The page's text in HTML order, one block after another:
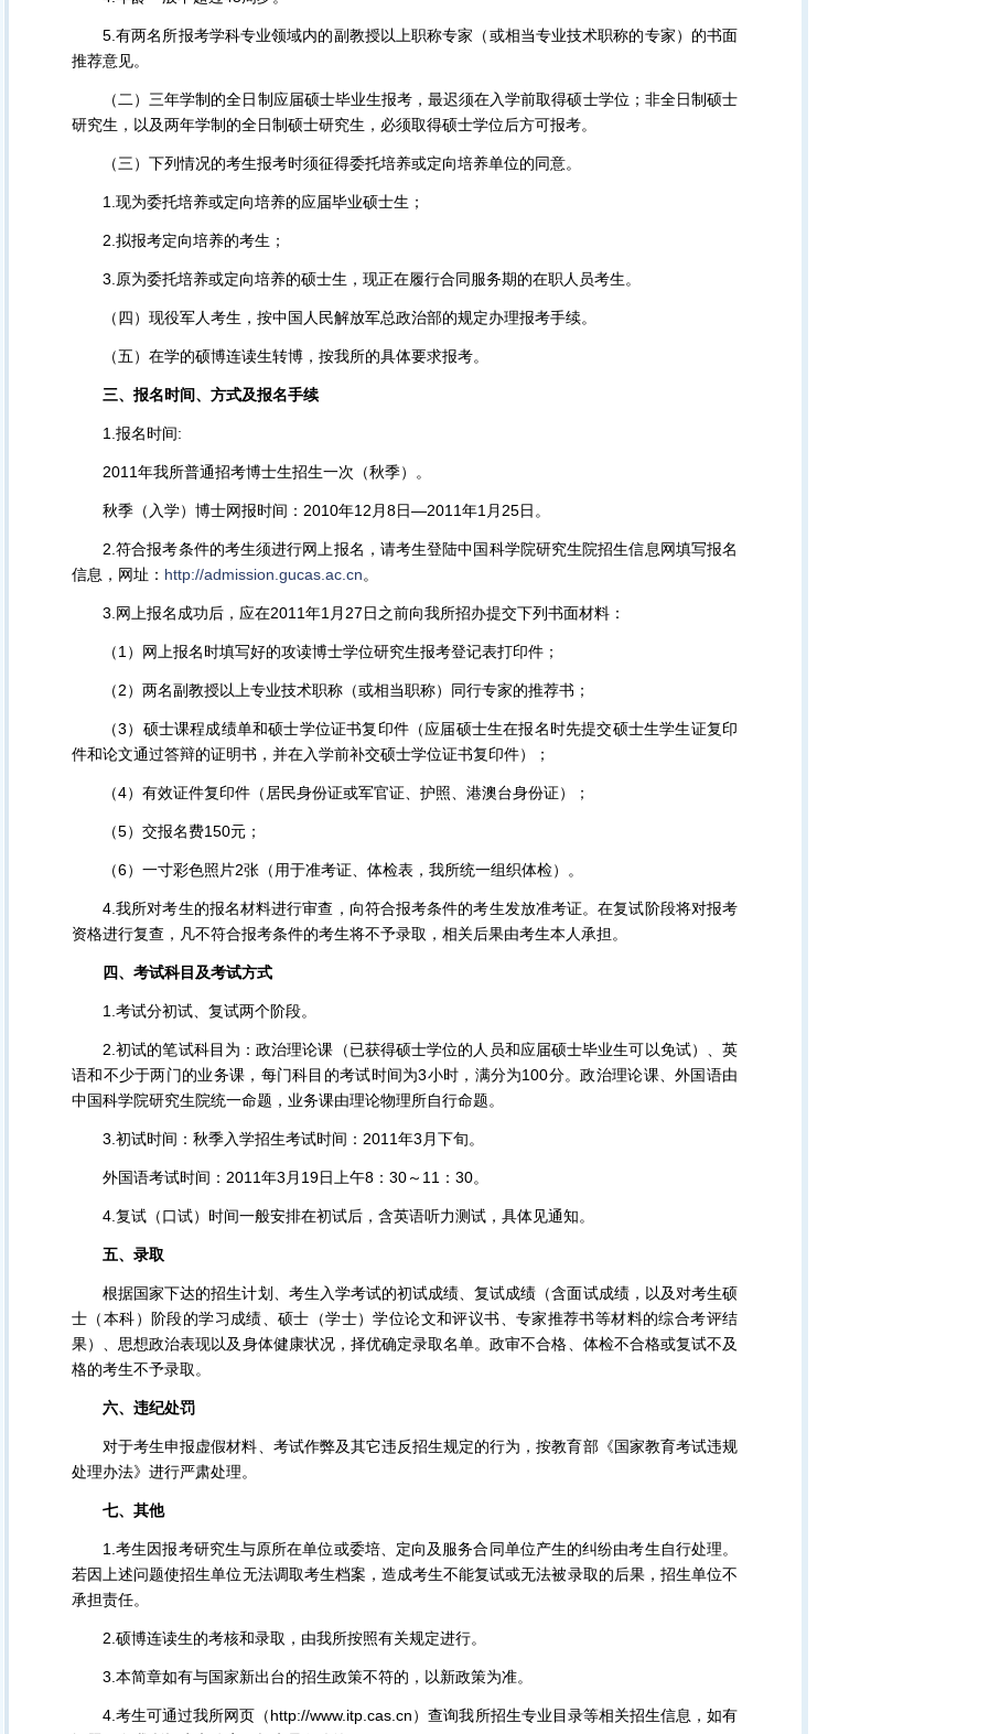
5.有两名所报考学科专业领域内的副教授以上职称专家（或相当专业技术职称的专家）的书面
推荐意见。
（二）三年学制的全日制应届硕士毕业生报考，最迟须在入学前取得硕士学位；非全日制硕士
研究生，以及两年学制的全日制硕士研究生，必须取得硕士学位后方可报考。
（三）下列情况的考生报考时须征得委托培养或定向培养单位的同意。
1.现为委托培养或定向培养的应届毕业硕士生；
2.拟报考定向培养的考生；
3.原为委托培养或定向培养的硕士生，现正在履行合同服务期的在职人员考生。
（四）现役军人考生，按中国人民解放军总政治部的规定办理报考手续。
（五）在学的硕博连读生转博，按我所的具体要求报考。
三、报名时间、方式及报名手续
1.报名时间:
2011年我所普通招考博士生招生一次（秋季）。
秋季（入学）博士网报时间：2010年12月8日—2011年1月25日。
2.符合报考条件的考生须进行网上报名，请考生登陆中国科学院研究生院招生信息网填写报名
信息，网址： http://admission.gucas.ac.cn。
3.网上报名成功后，应在2011年1月27日之前向我所招办提交下列书面材料：
（1）网上报名时填写好的攻读博士学位研究生报考登记表打印件；
（2）两名副教授以上专业技术职称（或相当职称）同行专家的推荐书；
（3）硕士课程成绩单和硕士学位证书复印件（应届硕士生在报名时先提交硕士生学生证复印
件和论文通过答辩的证明书，并在入学前补交硕士学位证书复印件）；
（4）有效证件复印件（居民身份证或军官证、护照、港澳台身份证）；
（5）交报名费150元；
（6）一寸彩色照片2张（用于准考证、体检表，我所统一组织体检）。
4.我所对考生的报名材料进行审查，向符合报考条件的考生发放准考证。在复试阶段将对报考
资格进行复查，凡不符合报考条件的考生将不予录取，相关后果由考生本人承担。
四、考试科目及考试方式
1.考试分初试、复试两个阶段。
2.初试的笔试科目为：政治理论课（已获得硕士学位的人员和应届硕士毕业生可以免试）、英
语和不少于两门的业务课，每门科目的考试时间为3小时，满分为100分。政治理论课、外国语由
中国科学院研究生院统一命题，业务课由理论物理所自行命题。
3.初试时间：秋季入学招生考试时间：2011年3月下旬。
外国语考试时间：2011年3月19日上午8：30～11：30。
4.复试（口试）时间一般安排在初试后，含英语听力测试，具体见通知。
五、录取
根据国家下达的招生计划、考生入学考试的初试成绩、复试成绩（含面试成绩，以及对考生硕
士（本科）阶段的学习成绩、硕士（学士）学位论文和评议书、专家推荐书等材料的综合考评结
果）、思想政治表现以及身体健康状况，择优确定录取名单。政审不合格、体检不合格或复试不及
格的考生不予录取。
六、违纪处罚
对于考生申报虚假材料、考试作弊及其它违反招生规定的行为，按教育部《国家教育考试违规
处理办法》进行严肃处理。
七、其他
1.考生因报考研究生与原所在单位或委培、定向及服务合同单位产生的纠纷由考生自行处理。
若因上述问题使招生单位无法调取考生档案，造成考生不能复试或无法被录取的后果，招生单位不
承担责任。
2.硕博连读生的考核和录取，由我所按照有关规定进行。
3.本简章如有与国家新出台的招生政策不符的，以新政策为准。
4.考生可通过我所网页（http://www.itp.cas.cn）查询我所招生专业目录等相关招生信息，如有